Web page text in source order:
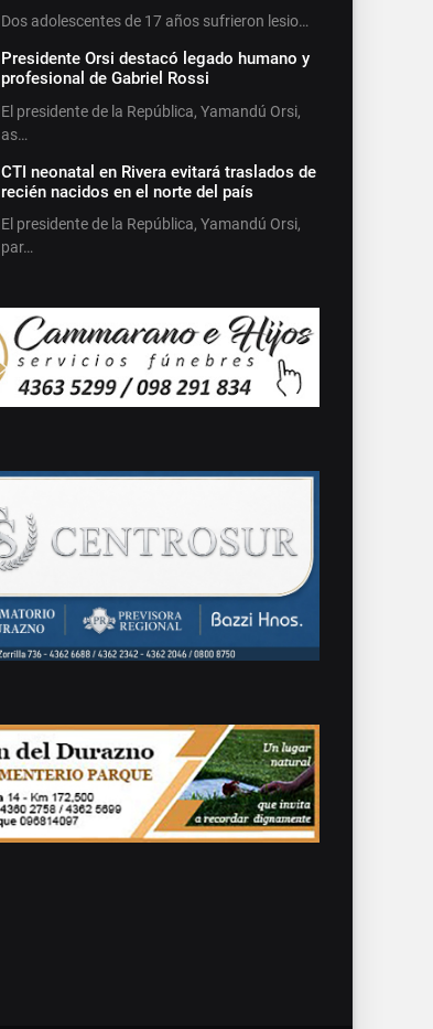
Dos adolescentes de 17 años sufrieron lesio…
Presidente Orsi destacó legado humano y
profesional de Gabriel Rossi
El presidente de la República, Yamandú Orsi,
as…
CTI neonatal en Rivera evitará traslados de
recién nacidos en el norte del país
El presidente de la República, Yamandú Orsi,
par…